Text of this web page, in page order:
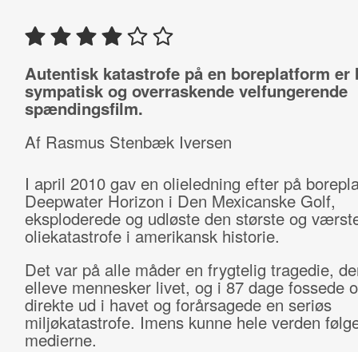
Autentisk katastrofe på en boreplatform er
sympatisk og overraskende velfungerende
spændingsfilm.
Af Rasmus Stenbæk Iversen
I april 2010 gav en olieledning efter på
Deepwater Horizon i Den Mexicanske Golf,
eksploderede og udløste den største og
oliekatastrofe i amerikansk historie.
Det var på alle måder en frygtelig tragedie,
elleve mennesker livet, og i 87 dage fossede
direkte ud i havet og forårsagede en seriøs
miljøkatastrofe. Imens kunne hele verden
medierne.